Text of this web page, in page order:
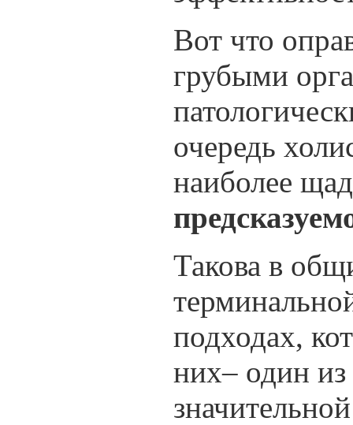
Вот что
грубыми
очередь
наиболее
Такова в
подходах,
них– один